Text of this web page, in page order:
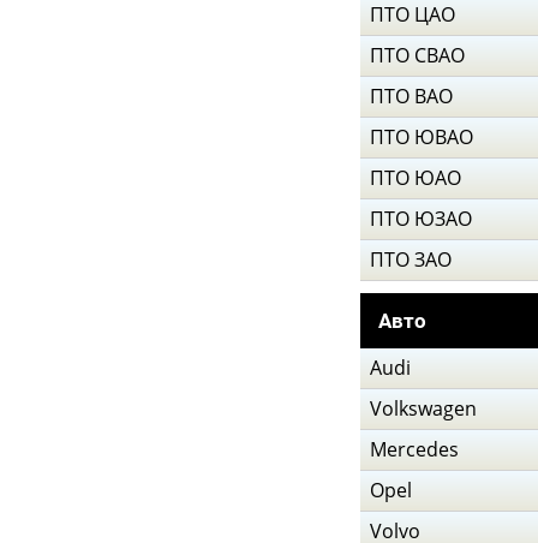
ПТО ЦАО
ПТО СВАО
ПТО ВАО
ПТО ЮВАО
ПТО ЮАО
ПТО ЮЗАО
ПТО ЗАО
Авто
Audi
Volkswagen
Mercedes
Opel
Volvo